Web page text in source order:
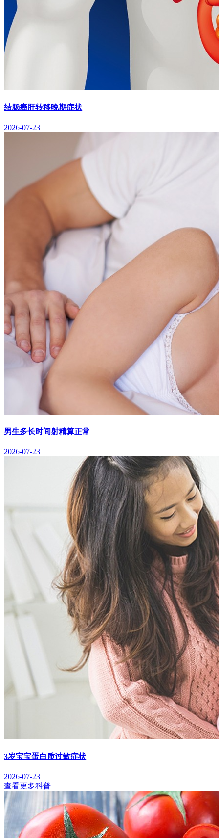
结肠癌肝转移晚期症状
2026-07-23
男生多长时间射精算正常
2026-07-23
3岁宝宝蛋白质过敏症状
2026-07-23
查看更多科普